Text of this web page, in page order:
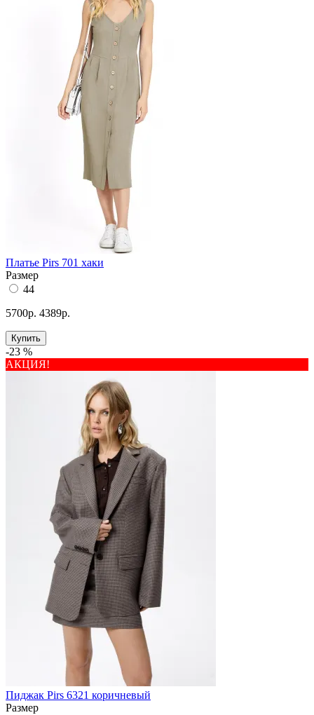
Платье Pirs 701 хаки
Размер
44
5700р. 4389р.
Купить
-23 %
АКЦИЯ!
Пиджак Pirs 6321 коричневый
Размер